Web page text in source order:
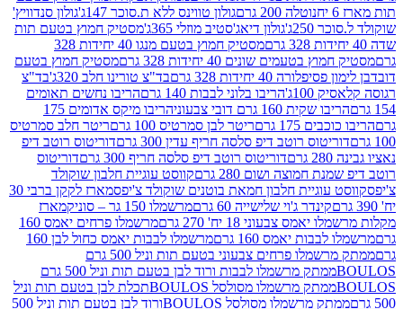
נוטלה 200 גרם
גולון טווינס ללא ת.סוכר 147ג'
גולון סנדוויץ'
250ג'
גולון דיאג'סטיב מוזלי 365ג'
מסטיק חמוץ בטעם תות
מסטיק חמוץ בטעם מנגו 40 יחידות 328
בטעמים שונים 40 יחידות 328 גרם
מסטיק חמוץ בטעם
40 יחידות 328 גרם
בד"צ טורינו חלב 320ג'
בד"צ
הריבו בלוני לבבות 140 גרם
הריבו נחשים תאומים
160 גרם דובי צבעוני
הריבו מיקס אדומים 175
175 גרם
ריטר לבן סמרטיס 100 גרם
ריטר חלב סמרטיס
רוטב דיפ סלסה חריף עדין 300 גרם
דוריטוס רוטב דיפ
דוריטוס רוטב דיפ סלסה חריף 300 גרם
דוריטוס
חמוצה ושום 280 גרם
קווסט עוגיית חלבון שוקולד
עוגיית חלבון חמאת בוטנים שוקולד צ'יפס
מארז לקקן ברבי 30
קינדר ג'וי שלישייה 60 גרם
מרשמלו 150 גר – סוניק
מארז
צבעוני 18 יח' 270 גרם
מרשמלו פרחים יאמס 160
יאמס 160 גרם
מרשמלו לבבות יאמס כחול לבן 160
ממתק מרשמלו פרחים צבעוני בטעם תות וניל 500 גרם
ממתק מרשמלו לבבות ורוד לבן בטעם תות וניל 500 גרם
ממתק מרשמלו מסולסל BOULOSתכלת לבן בטעם תות וניל
ממתק מרשמלו מסולסל BOULOSורוד לבן בטעם תות וניל 500